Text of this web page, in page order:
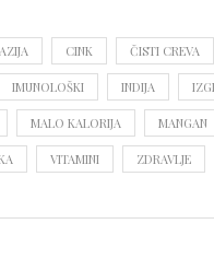
AZIJA CINK ČISTI CREVA
IMUNOLOŠKI INDIJA
MALO KALORIJA MANGAN
VITAMINI ZDRAVLJE